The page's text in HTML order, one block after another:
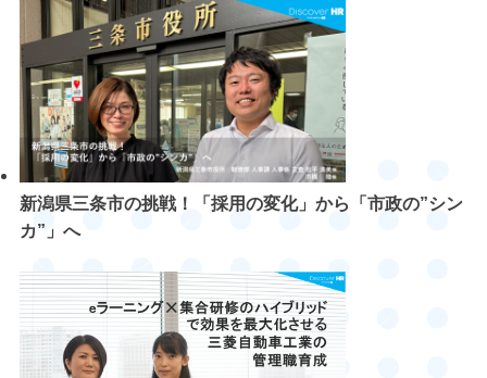
新潟県三条市の挑戦！「採用の変化」から「市政の”シン
カ”」へ